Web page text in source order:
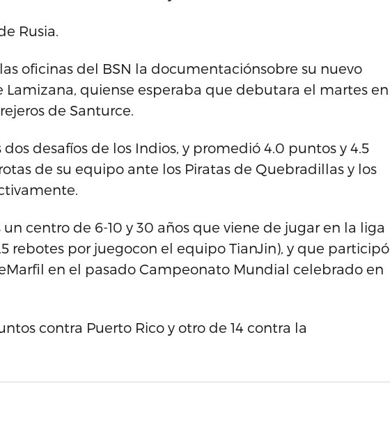
Rusia.
oficinas del BSN la documentaciónsobre su nuevo
Lamizana, quiense esperaba que debutara el martes en
de Santurce.
desafíos de los Indios, y promedió 4.0 puntos y 4.5
de su equipo ante los Piratas de Quebradillas y los
un centro de 6-10 y 30 años que viene de jugar en la liga
rebotes por juegocon el equipo TianJin), y que participó
en el pasado Campeonato Mundial celebrado en
contra Puerto Rico y otro de 14 contra la